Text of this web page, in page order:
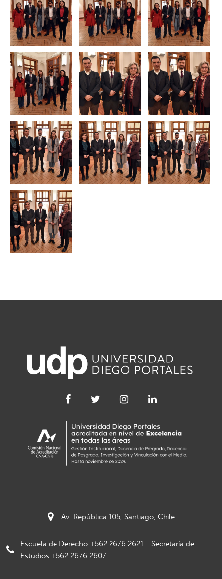
Av. República 105, Santiago, Chile
Escuela de Derecho +562 2676 2621 - Secretaría de
Estudios +562 2676 2607